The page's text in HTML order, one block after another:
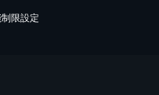
限設定